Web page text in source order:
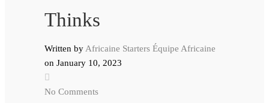
Thinks
Written by Africaine Starters Équipe Africaine
on January 10, 2023
No Comments